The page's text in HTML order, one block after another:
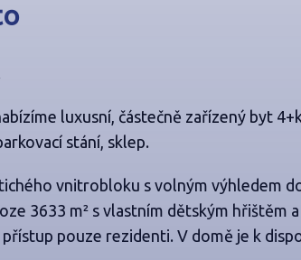
luxusní, částečně zařízený byt
stání, sklep.
vnitrobloku s volným výhledem
3633 m² s vlastním dětským hřištěm
pouze rezidenti. V domě je k